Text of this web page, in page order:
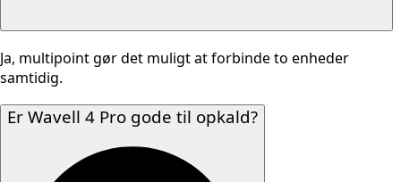
Ja, multipoint gør det muligt at forbinde to enheder
samtidig.
Er Wavell 4 Pro gode til opkald?